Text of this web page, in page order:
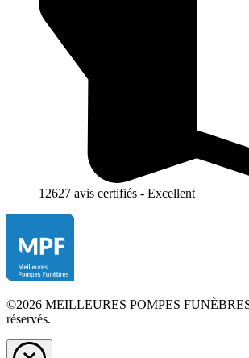
12627 avis certifiés - Excellent
©2026 MEILLEURES POMPES
réservés.